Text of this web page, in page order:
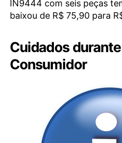
IN9444 com seis peças
baixou de R$ 75,90 para
Cuidados
Consumidor